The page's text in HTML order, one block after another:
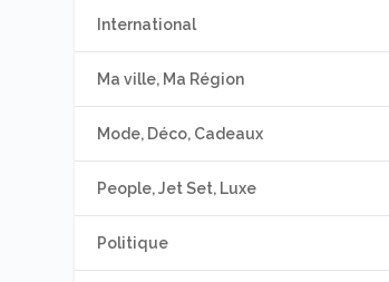
International
Ma ville, Ma Région
Mode, Déco, Cadeaux
People, Jet Set, Luxe
Politique